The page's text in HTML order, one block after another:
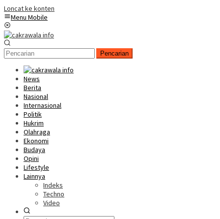
Loncat ke konten
Menu Mobile
Pencarian
News
Berita
Nasional
Internasional
Politik
Hukrim
Olahraga
Ekonomi
Budaya
Opini
Lifestyle
Lainnya
Indeks
Techno
Video